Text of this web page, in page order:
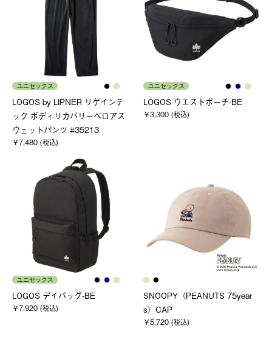
ユニセックス
LOGOS by LIPNER リゲインテ
ック ボディリカバリーベロアス
ウェットパンツ #35213
￥7,480 (税込)
ユニセックス
LOGOS ウエストポーチ-BE
￥3,300 (税込)
ユニセックス
LOGOS デイバッグ-BE
￥7,920 (税込)
SNOOPY（PEANUTS 75year
s）CAP
￥5,720 (税込)